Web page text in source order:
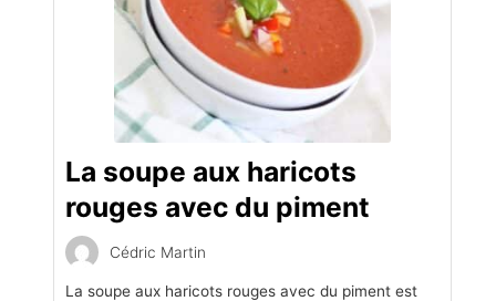
La soupe aux haricots
rouges avec du piment
Cédric Martin
La soupe aux haricots rouges avec du piment est